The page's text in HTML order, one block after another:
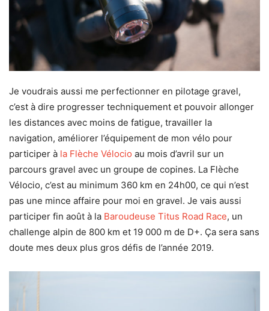
Je voudrais aussi me perfectionner en pilotage gravel,
c’est à dire progresser techniquement et pouvoir allonger
les distances avec moins de fatigue, travailler la
navigation, améliorer l’équipement de mon vélo pour
participer à la Flèche Vélocio au mois d’avril sur un
parcours gravel avec un groupe de copines. La Flèche
Vélocio, c’est au minimum 360 km en 24h00, ce qui n’est
pas une mince affaire pour moi en gravel. Je vais aussi
participer fin août à la Baroudeuse Titus Road Race, un
challenge alpin de 800 km et 19 000 m de D+. Ça sera sans
doute mes deux plus gros défis de l’année 2019.